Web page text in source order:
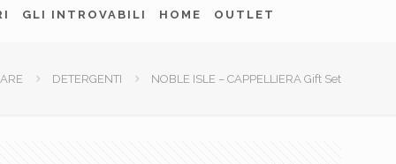
GLI INTROVABILI HOME OUTLET
DETERGENTI NOBLE ISLE – CAPPELLIERA Gift Set